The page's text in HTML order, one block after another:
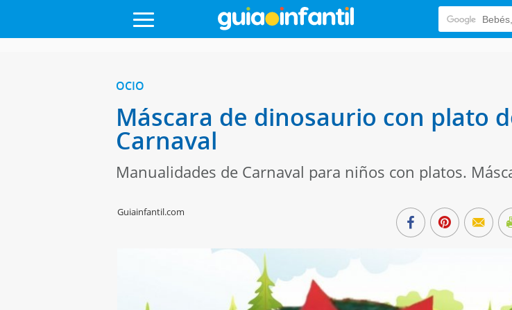
OCIO
Máscara de dinosaurio con plato
Carnaval
Manualidades de Carnaval para niños con platos.
Guiainfantil.com